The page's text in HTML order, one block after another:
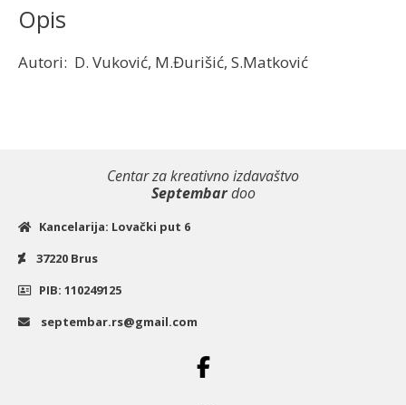
Opis
Autori: D. Vuković, M.Đurišić, S.Matković
Centar za kreativno izdavaštvo
Septembardoo
Kancelarija: Lovački put 6
37220 Brus
PIB: 110249125
septembar.rs@gmail.com